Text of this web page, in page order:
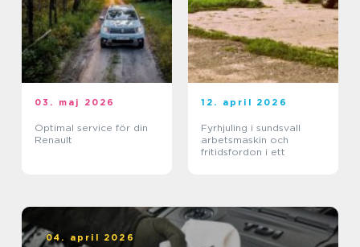
03. maj 2026
Optimal service för din
Renault
12. april 2026
Fyrhjuling i sundsvall
arbetsmaskin och
fritidsfordon i ett
04. april 2026